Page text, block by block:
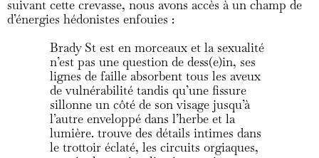
suivant cette crevasse, nous avons accès à un champ de
d’énergies hédonistes enfouies :
Brady St est en morceaux et la sexualité
n’est pas une question de dess(e)in, ses
lignes de faille absorbent tous les aveux
de vulnérabilité tandis qu’une fissure
sillonne un côté de son visage jusqu’à
l’autre enveloppé dans l’herbe et la
lumière. trouve des détails intimes dans
le trottoir éclaté, les circuits orgiaques,